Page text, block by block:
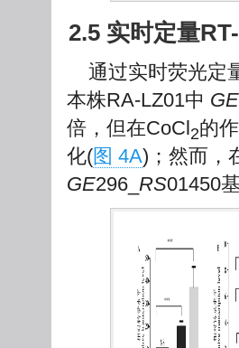
2.5 实时定量
通过实时荧光定
本株RA-LZ01中 GE
倍，但在CoCl2的
化(图 4A)；然而，
GE296_ RS01450